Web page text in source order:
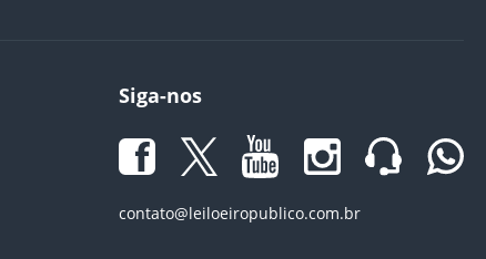
Siga-nos
contato@leiloeiropublico.com.br